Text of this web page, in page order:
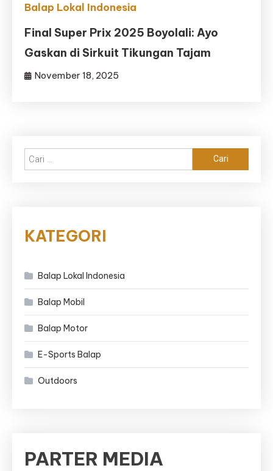
Balap Lokal Indonesia
Final Super Prix 2025 Boyolali: Ayo
Gaskan di Sirkuit Tikungan Tajam
November 18, 2025
untuk:
KATEGORI
Balap Lokal Indonesia
Balap Mobil
Balap Motor
E-Sports Balap
Outdoors
PARTER MEDIA